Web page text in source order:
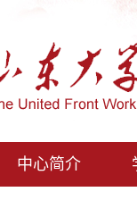
中心简介